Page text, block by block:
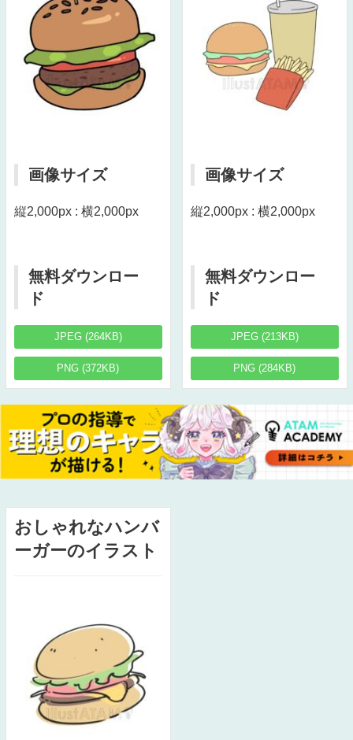
画像サイズ
縦2,000px : 横2,000px
無料ダウンロー
ド
JPEG (264KB)
PNG (372KB)
画像サイズ
縦2,000px : 横2,000px
無料ダウンロー
ド
JPEG (213KB)
PNG (284KB)
おしゃれなハンバ
ーガーのイラスト